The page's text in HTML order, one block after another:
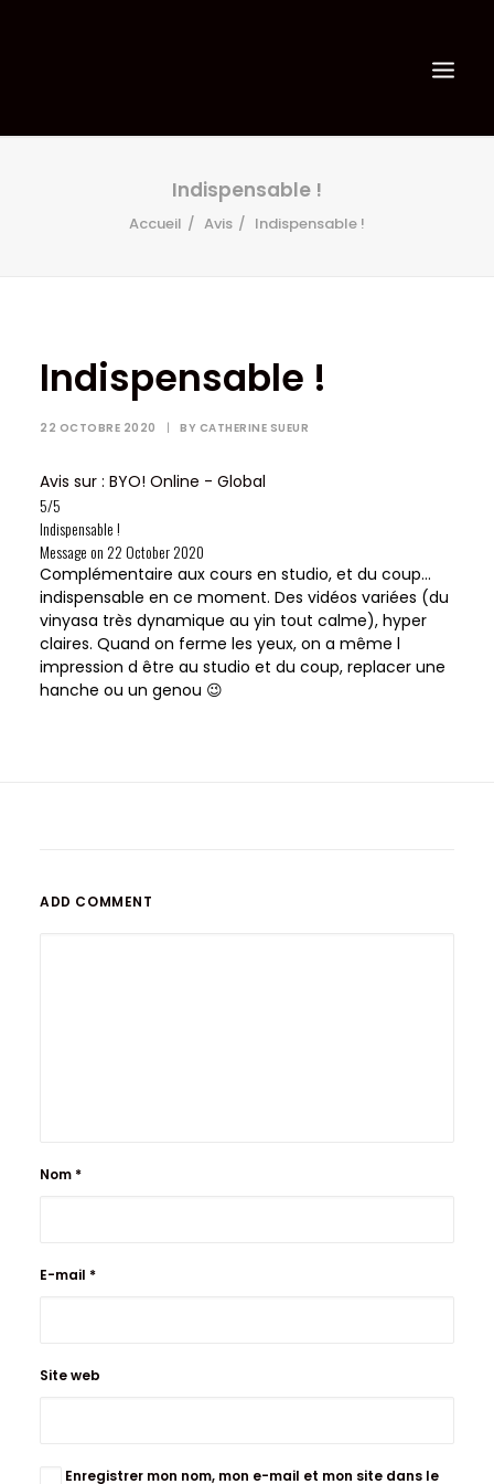
Indispensable !
Accueil Avis Indispensable !
Indispensable !
22 OCTOBRE 2020 | BY CATHERINE SUEUR
Avis sur : BYO! Online - Global
5/5
Indispensable !
Message on 22 October 2020
Complémentaire aux cours en studio, et du coup...
indispensable en ce moment. Des vidéos variées (du
vinyasa très dynamique au yin tout calme), hyper
claires. Quand on ferme les yeux, on a même l
impression d être au studio et du coup, replacer une
hanche ou un genou 😉
ADD COMMENT
Nom *
E-mail *
Site web
Enregistrer mon nom, mon e-mail et mon site dans le